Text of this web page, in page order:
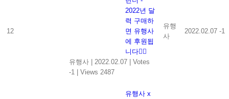
12
2022년 달
력 구매하
면 유행사
에 후원됩
니다👍🏻
유행사 | 2022.02.07 | Votes
-1 | Views 2487
유행
사
2022.02.07 -1
유행사 x